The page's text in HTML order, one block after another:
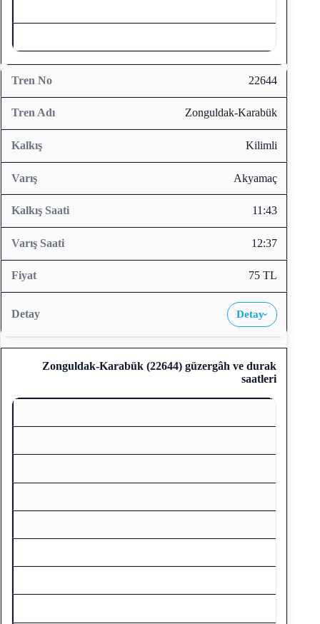
22644
Zonguldak-Karabük
Kilimli
Akyamaç
11:43
12:37
75 TL
Detay›
Zonguldak-Karabük (22644)güzergâh ve durak
saatleri